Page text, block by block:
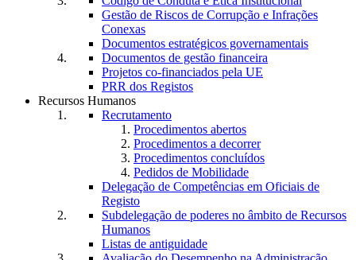
Gestão de Riscos de Corrupção e Infrações
Conexas
Documentos estratégicos governamentais
Documentos de gestão financeira
Projetos co-financiados pela UE
PRR dos Registos
Recursos Humanos
Recrutamento
Procedimentos abertos
Procedimentos a decorrer
Procedimentos concluídos
Pedidos de Mobilidade
Delegação de Competências em Oficiais de
Registo
Subdelegação de poderes no âmbito de Recursos
Humanos
Listas de antiguidade